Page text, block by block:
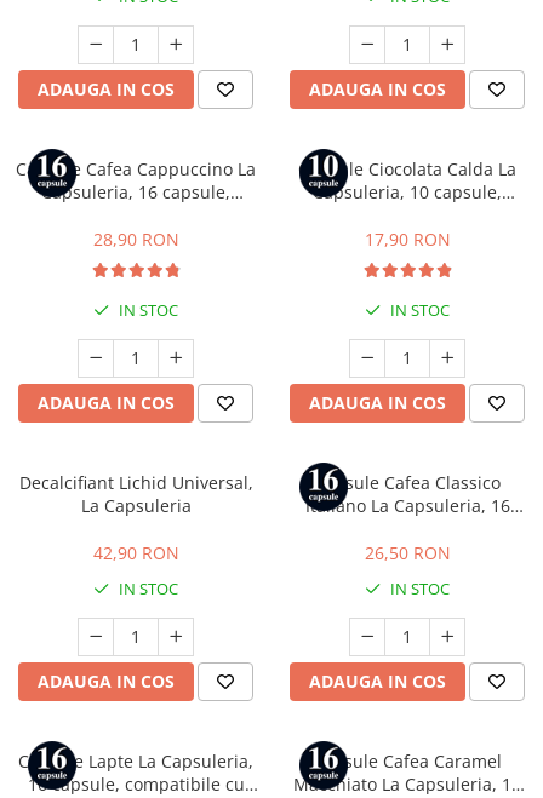
Capsule compatibile Bialetti
Capsule compatibile Beanz
Capsule compatibile Uno System
Capsule compatibile Caffitaly
Paduri cafea ESE44
CAFEA BOABE
CAFEA MACINATA
ADAUGA IN COS ADAUGA IN COS
Capsule Cafea Cappuccino La
Capsuleria, 16 capsule,
28,90 RON
IN STOC
ADAUGA IN COS
Capsule Ciocolata Calda La
Capsuleria, 10 capsule,
17,90 RON
IN STOC
ADAUGA IN COS
Decalcifiant Lichid Universal,
La Capsuleria
42,90 RON
IN STOC
ADAUGA IN COS
Capsule Cafea Classico
Italiano La Capsuleria, 16
Gusto
26,50 RON
IN STOC
ADAUGA IN COS
Capsule Lapte La Capsuleria,
16 capsule, compatibile cu
Capsule Cafea Caramel
Macchiato La Capsuleria, 16